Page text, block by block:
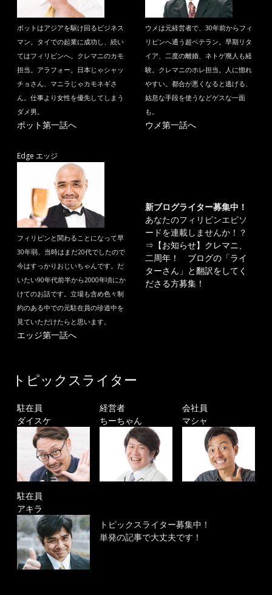
ポットはアジアを駆け回るビジネス
マン。タイでの起業に成功し、続い
てはフィリピンへ。クレマニのカモ
担当。アラフォー。日本じゃシャッ
チョさん、マニラじゃカモネギさ
ん。仕事より女性を優先してしまう
ダメ男。
ポット第一話へ
ウメは元経営者で、30年前からフィ
リピンへ通う超ベテラン。早期リタ
イア、二度の離婚、ネトゲ廃人も経
験。クレマニのホレ担当。人に惚れ
やすい。都合が悪くなると逃げる、
姑息な手段を使うなどゲスな一面
も。
ウメ第一話へ
Edge エッジ
フィリピンと関わることになって早
30年弱、当時はまだ20代でしたので
今はすっかりおじいちゃんです。だ
いたい90年代前半から2000年頃にか
けてのお話です。立場も含め色々制
約のある中での元駐在員の珍道中を
見ていただけたらと思います。
エッジ第一話へ
新ブログライター募集中！
あなたのフィリピンエピソ
ードを連載しませんか！？
⇒ 【お知らせ】クレマニ、
二周年！ ブログの「ライ
ターさん」と翻訳をしてく
ださる方募集！
トピックスライター
駐在員
ダイスケ
経営者
ちーちゃん
会社員
マシャ
駐在員
アキラ
トピックスライター募集中！
単発の記事で大丈夫です！